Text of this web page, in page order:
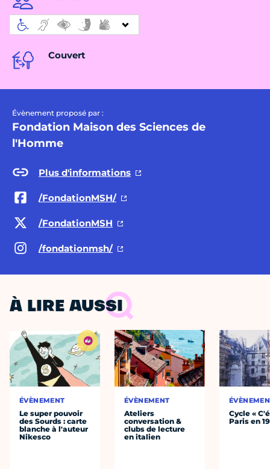
Couvert
Évènement proposé par :
Fondation Maison des Sciences de
l'Homme
Plus d'informations
/FondationMSH/
/FondationMSH
/fondationmsh/
À LIRE AUSSI
ÉVÈNEMENT
Le super pouvoir
des Sourds : carte
blanche à l'auteur
Nikesco
ÉVÈNEMENT
Ateliers
conversation &
clubs de lecture
en italien
Cycle «
Paris en